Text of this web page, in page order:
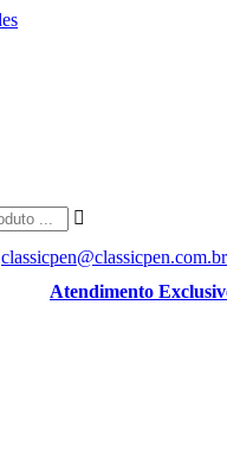
classicpen@classicpen.com.br
Atendimento